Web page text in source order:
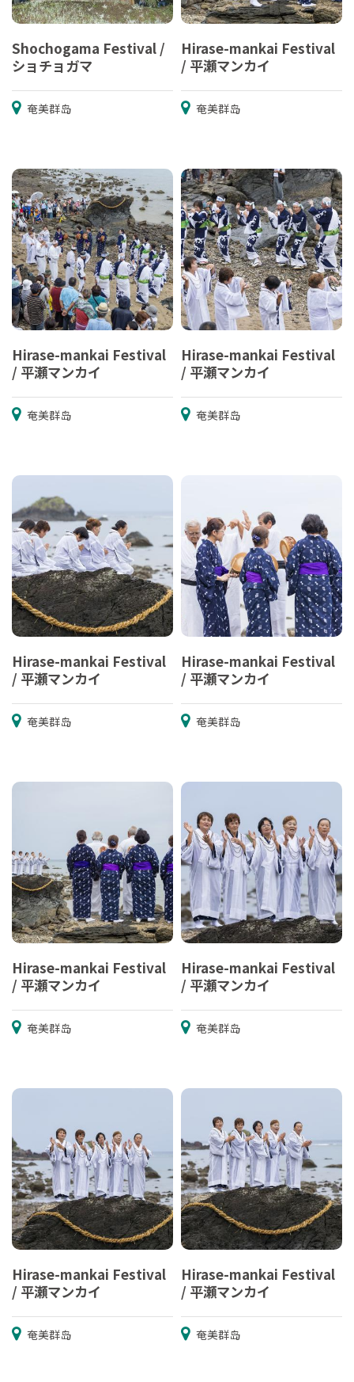
Shochogama Festival /
ショチョガマ
奄美群岛
Hirase-mankai Festival
/ 平瀬マンカイ
奄美群岛
Hirase-mankai Festival
/ 平瀬マンカイ
奄美群岛
Hirase-mankai Festival
/ 平瀬マンカイ
奄美群岛
Hirase-mankai Festival
/ 平瀬マンカイ
奄美群岛
Hirase-mankai Festival
/ 平瀬マンカイ
奄美群岛
Hirase-mankai Festival
/ 平瀬マンカイ
奄美群岛
Hirase-mankai Festival
/ 平瀬マンカイ
奄美群岛
Hirase-mankai Festival
/ 平瀬マンカイ
奄美群岛
Hirase-mankai Festival
/ 平瀬マンカイ
奄美群岛